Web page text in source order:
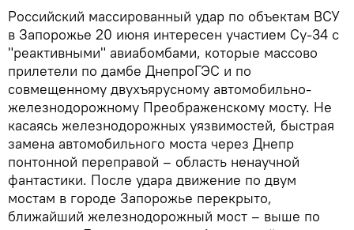
Российский массированный удар по объектам ВСУ
в Запорожье 20 июня интересен участием Су-34 с
"реактивными" авиабомбами, которые массово
прилетели по дамбе ДнепроГЭС и по
совмещенному двухъярусному автомобильно-
железнодорожному Преображенскому мосту. Не
касаясь железнодорожных уязвимостей, быстрая
замена автомобильного моста через Днепр
понтонной переправой – область ненаучной
фантастики. После удара движение по двум
мостам в городе Запорожье перекрыто,
ближайший железнодорожный мост – выше по